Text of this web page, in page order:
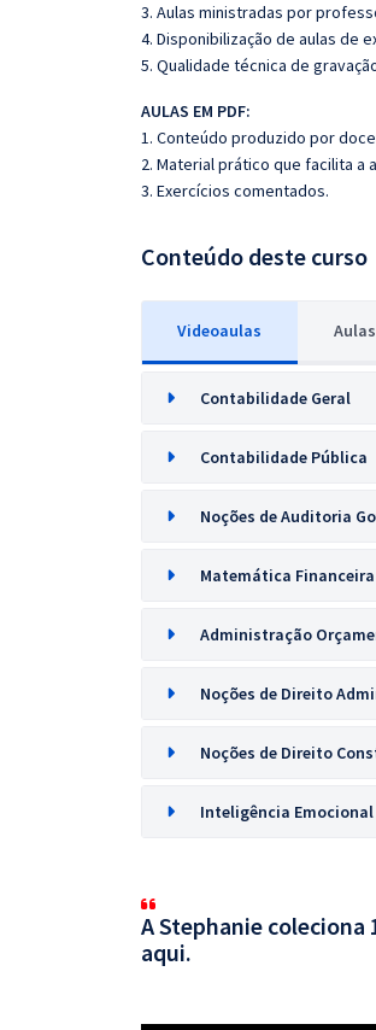
3. Aulas ministradas por
4. Disponibilização de aulas de
5. Qualidade técnica de
AULAS EM PDF:
1. Conteúdo produzido por
2. Material prático que facilita a
3. Exercícios comentados.
Conteúdo deste curso
Videoaulas
Contabilidade Geral
Contabilidade Pública
Noções de Auditoria
Matemática Financeira
Administração
Noções de Direito
Noções de Direito
Inteligência Emocional
A Stephanie coleciona
aqui.